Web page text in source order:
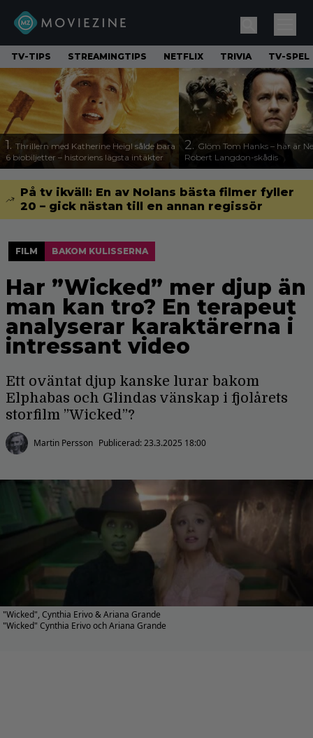
TV-TIPS STREAMINGTIPS NETFLIX TRIVIA TV-SPEL
1. Thrillern med Katherine Heigl sålde bara
6 biobiljetter – historiens lägsta intäkter
2. Glöm Tom Hanks – här är
Robert Langdon-skådis
På tv ikväll: En av Nolans bästa filmer fyller
20 – gick nästan till en annan regissör
FILM BAKOM KULISSERNA
Har ”Wicked” mer djup än
man kan tro? En terapeut
analyserar karaktärerna i
intressant video
Ett oväntat djup kanske lurar bakom
Elphabas och Glindas vänskap i fjolårets
storfilm ”Wicked”?
Martin Persson Publicerad:23.3.2025 18:00
"Wicked", Cynthia Erivo & Ariana Grande
"Wicked" Cynthia Erivo och Ariana Grande